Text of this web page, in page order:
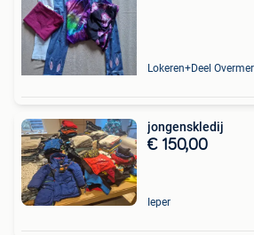
jongenskledij
€ 150,00
Ieper